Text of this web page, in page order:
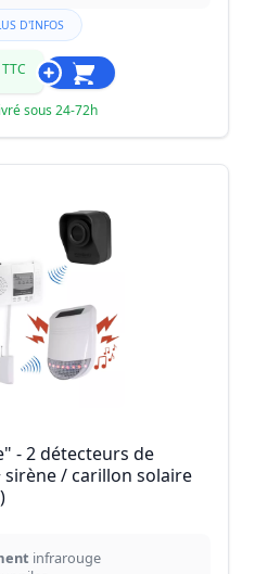
D'INFOS
sous 24-72h
- 2 détecteurs de
/ carillon solaire
infrarouge